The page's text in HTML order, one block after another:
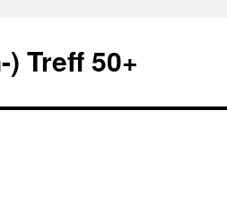
Treff 50+